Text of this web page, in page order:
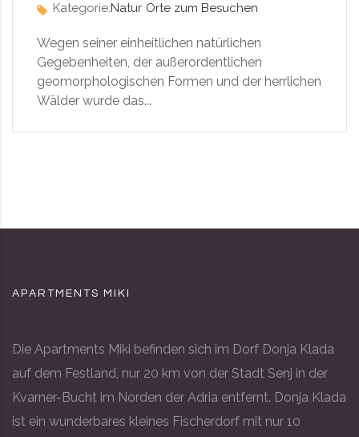
Kategorie:Natur Orte zum Besuchen
Wegen seiner einheitlichen natürlichen
Gegebenheiten, der außerordentlichen
geomorphologischen Formen und der herrlichen
Wälder wurde das...
APARTMENTS MIKI
Die Apartments Miki befinden sich im Dorf Donja Klada
auf dem Festland, nur 20 km von der Stadt Senj in der
Kvarner-Bucht im Norden der Adria entfernt. Donja Klada
ist ein wunderbares kleines Fischerdorf mit nur 10